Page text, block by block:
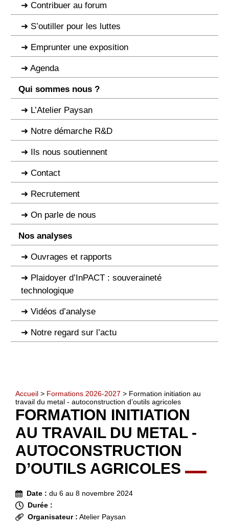
Contribuer au forum
S’outiller pour les luttes
Emprunter une exposition
Agenda
Qui sommes nous ?
L’Atelier Paysan
Notre démarche R&D
Ils nous soutiennent
Contact
Recrutement
On parle de nous
Nos analyses
Ouvrages et rapports
Plaidoyer d’InPACT : souveraineté
technologique
Vidéos d’analyse
Notre regard sur l’actu
Accueil > Formations 2026-2027 > Formation initiation au
travail du metal - autoconstruction d’outils agricoles
FORMATION INITIATION
AU TRAVAIL DU METAL -
AUTOCONSTRUCTION
D’OUTILS AGRICOLES
Date : du 6 au 8 novembre 2024
Durée :
Organisateur : Atelier Paysan